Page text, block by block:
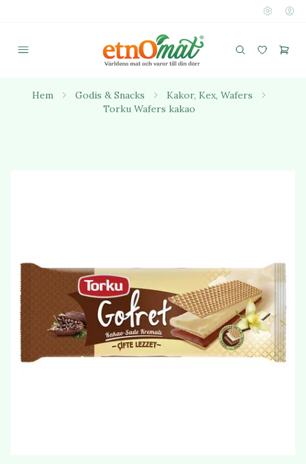
Hem Godis & Snacks
Kakor, Kex, Wafers
Torku Wafers kakao